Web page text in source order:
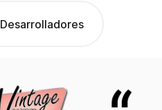
Desarrolladores